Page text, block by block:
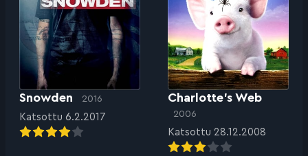
Snowden 2016
Katsottu 6.2.2017
Charlotte’s Web
2006
Katsottu 28.12.2008